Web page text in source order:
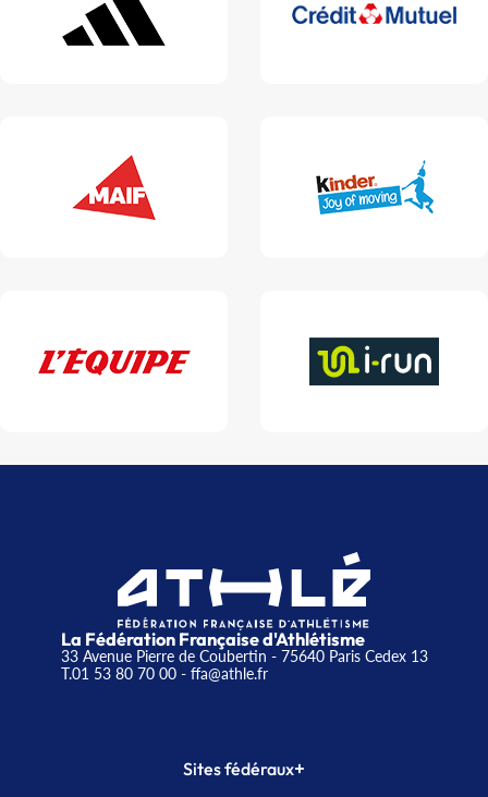
La Fédération Française d'Athlétisme
33 Avenue Pierre de Coubertin - 75640 Paris Cedex 13
T.01 53 80 70 00- ffa@athle.fr
Sites fédéraux+